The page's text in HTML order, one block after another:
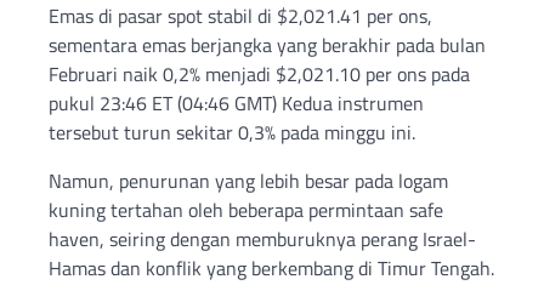
Emas di pasar spot stabil di $2,021.41 per ons,
sementara emas berjangka yang berakhir pada bulan
Februari naik 0,2% menjadi $2,021.10 per ons pada
pukul 23:46 ET (04:46 GMT) Kedua instrumen
tersebut turun sekitar 0,3% pada minggu ini.
Namun, penurunan yang lebih besar pada logam
kuning tertahan oleh beberapa permintaan safe
haven, seiring dengan memburuknya perang Israel-
Hamas dan konflik yang berkembang di Timur Tengah.